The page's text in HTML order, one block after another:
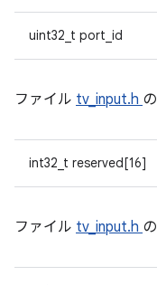
uint32_t port_id
ファイル tv_input.h の
int32_t reserved[16]
ファイル tv_input.h の